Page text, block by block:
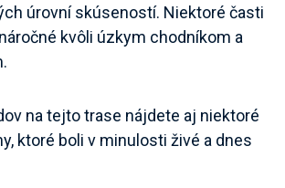
úrovní skúseností. Niektoré časti
kvôli úzkym chodníkom a
na tejto trase nájdete aj niektoré
ktoré boli v minulosti živé a dnes